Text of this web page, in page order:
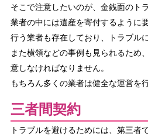
そこで注意したいのが、金銭面のト
業者の中には遺産を寄付するように
行う業者も存在しており、トラブル
また横領などの事例も見られるため
意しなければなりません。
もちろん多くの業者は健全な運営を
三者間契約
トラブルを避けるためには、第三者